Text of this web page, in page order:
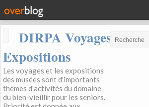
DIRPA Voyages,
Expositions
Les voyages et les expositions
des musées sont d'importants
thèmes d'activités du domaine
du bien-vieillir pour les seniors.